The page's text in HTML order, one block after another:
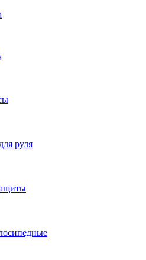
руля